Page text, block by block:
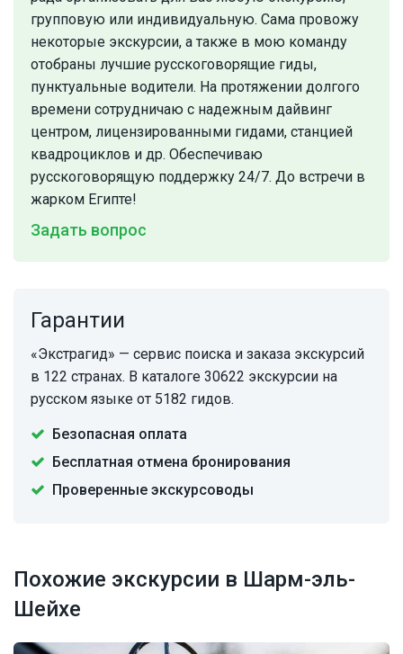
групповую или индивидуальную. Сама провожу
некоторые экскурсии, а также в мою команду
отобраны лучшие русскоговорящие гиды,
пунктуальные водители. На протяжении долгого
времени сотрудничаю с надежным дайвинг
центром, лицензированными гидами, станцией
квадроциклов и др. Обеспечиваю
русскоговорящую поддержку 24/7. До встречи в
жарком Египте!
Задать вопрос
Гарантии
«Экстрагид» — сервис поиска и заказа экскурсий
в 122 странах. В каталоге 30622 экскурсии на
русском языке от 5182 гидов.
Безопасная оплата
Бесплатная отмена бронирования
Проверенные экскурсоводы
Похожие экскурсии в Шарм-эль-
Шейхе